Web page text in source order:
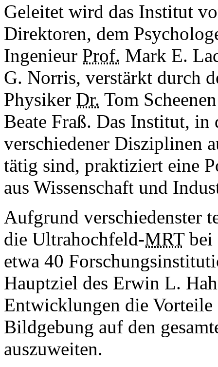
Geleitet wird das Institut
Direktoren, dem
Ingenieur Prof. Mark E.
G. Norris, verstärkt durch
Physiker Dr. Tom
Beate Fraß. Das Institut, in
verschiedener Disziplinen
tätig sind, praktiziert eine
aus Wissenschaft und
Aufgrund verschiedenster
die Ultrahochfeld-MRTbei
etwa 40
Hauptziel des Erwin L.
Entwicklungen die
Bildgebung auf den
auszuweiten.